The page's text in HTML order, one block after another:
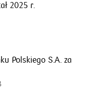
2025 r.
Polskiego S.A. za